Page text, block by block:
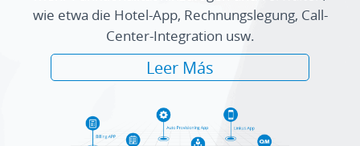
wie etwa die Hotel-App, Rechnungslegung, Call-
Center-Integration usw.
Leer Más